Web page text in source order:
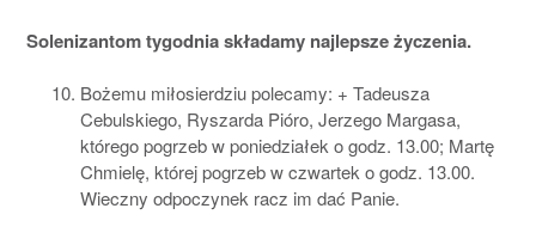
Solenizantom tygodniaskładamy najlepsze życzenia.
Bożemu miłosierdziu polecamy: + Tadeusza
Cebulskiego, Ryszarda Pióro, Jerzego Margasa,
którego pogrzeb w poniedziałek o godz. 13.00; Martę
Chmielę, której pogrzeb w czwartek o godz. 13.00.
Wieczny odpoczynek racz im dać Panie.